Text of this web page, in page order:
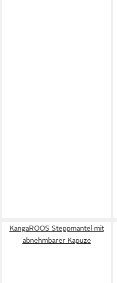
KangaROOS Steppmantel mit
abnehmbarer Kapuze